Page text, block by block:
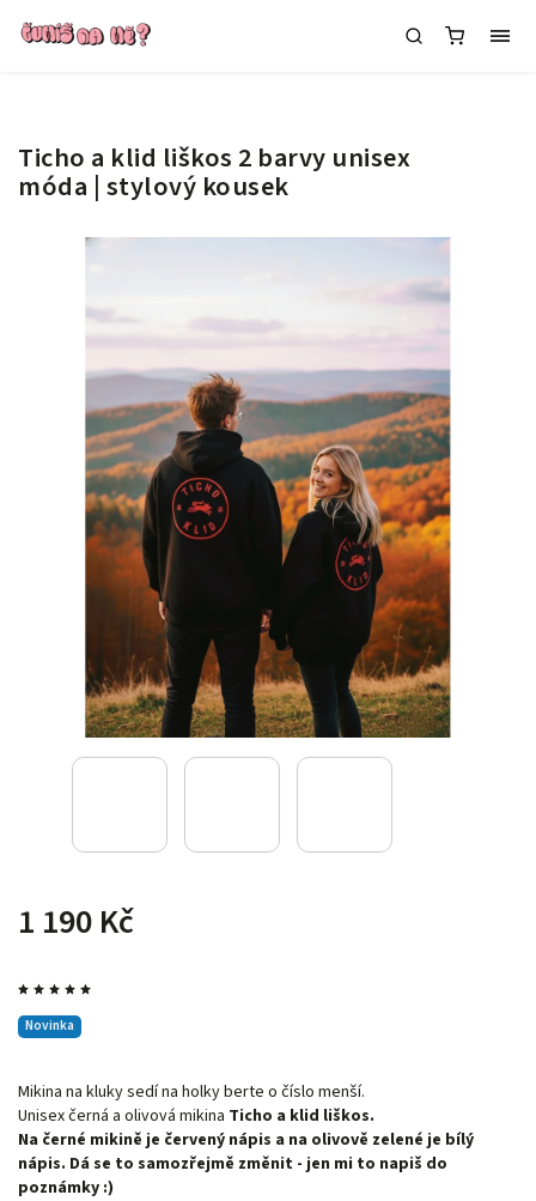
Ticho a klid liškos 2 barvy unisex
móda | stylový kousek
1 190 Kč
Novinka
Mikina na kluky sedí na holky berte o číslo menší.
Unisex černá a olivová mikina Ticho a klid liškos.
Na černé mikině je červený nápis a na olivově zelené je bílý
nápis. Dá se to samozřejmě změnit - jen mi to napiš do
poznámky :)